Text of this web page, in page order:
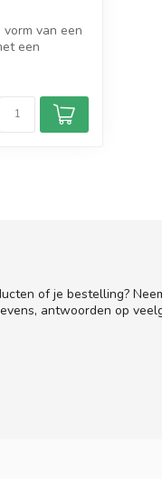
van een
een
of je bestelling?
antwoorden op